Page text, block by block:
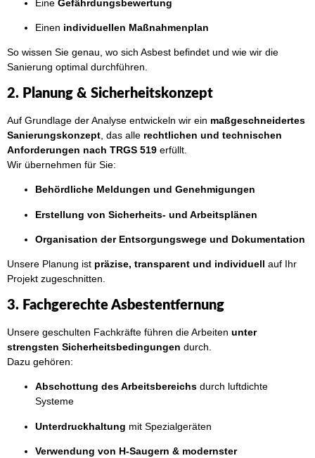
Eine Gefährdungsbewertung
Einen individuellen Maßnahmenplan
So wissen Sie genau, wo sich Asbest befindet und wie wir die
Sanierung optimal durchführen.
2. Planung & Sicherheitskonzept
Auf Grundlage der Analyse entwickeln wir ein maßgeschneidertes
Sanierungskonzept , das alle rechtlichen und technischen
Anforderungen nach TRGS 519 erfüllt.
Wir übernehmen für Sie:
Behördliche Meldungen und Genehmigungen
Erstellung von Sicherheits- und Arbeitsplänen
Organisation der Entsorgungswege und Dokumentation
Unsere Planung ist präzise, transparent und individuell auf Ihr
Projekt zugeschnitten.
3. Fachgerechte Asbestentfernung
Unsere geschulten Fachkräfte führen die Arbeiten unter
strengsten Sicherheitsbedingungen durch.
Dazu gehören:
Abschottung des Arbeitsbereichs durch luftdichte
Systeme
Unterdruckhaltung mit Spezialgeräten
Verwendung von H-Saugern & modernster